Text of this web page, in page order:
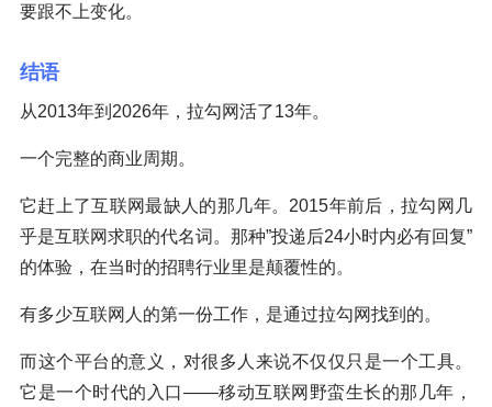
要跟不上变化。
结语
从2013年到2026年，拉勾网活了13年。
一个完整的商业周期。
它赶上了互联网最缺人的那几年。2015年前后，拉勾网几
乎是互联网求职的代名词。那种”投递后24小时内必有回复”
的体验，在当时的招聘行业里是颠覆性的。
有多少互联网人的第一份工作，是通过拉勾网找到的。
而这个平台的意义，对很多人来说不仅仅只是一个工具。
它是一个时代的入口——移动互联网野蛮生长的那几年，